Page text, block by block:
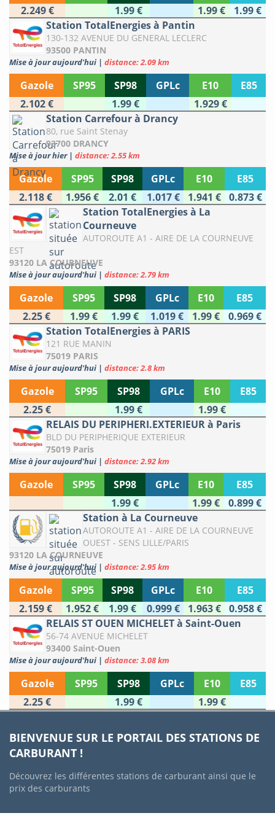
2.249 €
1.99 € 1.99 €
1.99 €
Station TotalEnergies à Pantin
130-132 AVENUE DU GENERAL LECLERC
93500 PANTIN
Mise à jour aujourd'hui | distance: 2.09 km
Gazole SP95 SP98 GPLc E10
E85
2.102 €
1.99 €
1.929 €
Station Carrefour à Drancy
80, rue Saint Stenay
93700 DRANCY
Mise à jour hier | distance: 2.55 km
Gazole SP95 SP98 GPLc E10
E85
2.118 €
1.956 € 2.01 € 1.017 € 1.941 €
0.873 €
Station TotalEnergies à La
Courneuve
AUTOROUTE A1 - AIRE DE LA COURNEUVE
EST
93120 LA COURNEUVE
Mise à jour aujourd'hui | distance: 2.79 km
Gazole SP95 SP98 GPLc E10
E85
2.25 €
1.99 € 1.99 € 1.019 € 1.99 €
0.969 €
Station TotalEnergies à PARIS
121 RUE MANIN
75019 PARIS
Mise à jour aujourd'hui | distance: 2.8 km
Gazole SP95 SP98 GPLc E10
E85
2.25 €
1.99 €
1.99 €
RELAIS DU PERIPHERI.EXTERIEUR à Paris
BLD DU PERIPHERIQUE EXTERIEUR
75019 Paris
Mise à jour aujourd'hui | distance: 2.92 km
Gazole SP95 SP98 GPLc E10
E85
1.99 €
1.99 €
0.899 €
Station à La Courneuve
AUTOROUTE A1 - AIRE DE LA COURNEUVE
OUEST - SENS LILLE/PARIS
93120 LA COURNEUVE
Mise à jour aujourd'hui | distance: 2.95 km
Gazole SP95 SP98 GPLc E10
E85
2.159 €
1.952 € 1.99 € 0.999 € 1.963 €
0.958 €
RELAIS ST OUEN MICHELET à Saint-Ouen
56-74 AVENUE MICHELET
93400 Saint-Ouen
Mise à jour aujourd'hui | distance: 3.08 km
Gazole SP95 SP98 GPLc E10
E85
2.25 €
1.99 € 1.99 €
BIENVENUE SUR LE PORTAIL DES STATIONS DE
CARBURANT !
Découvrez les différentes stations de carburant ainsi que le
prix des carburants